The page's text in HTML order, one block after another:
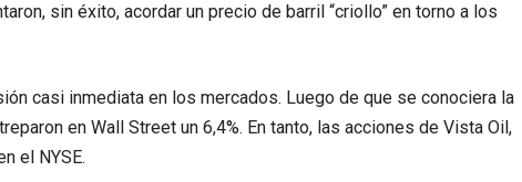
sin éxito, acordar un precio de barril “criollo” en torno a los
casi inmediata en los mercados. Luego de que se conociera la
en Wall Street un 6,4%. En tanto, las acciones de Vista Oil,
el NYSE.